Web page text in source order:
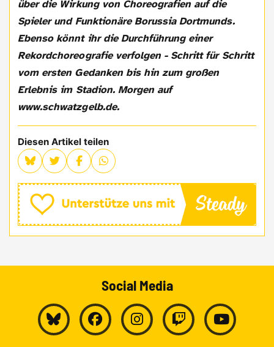
über die Wirkung von Choreografien auf die
Spieler und Funktionäre Borussia Dortmunds.
Ebenso könnt ihr die Durchführung einer
Rekordchoreografie verfolgen - Schritt für Schritt
vom ersten Gedanken bis hin zum großen
Erlebnis im Stadion. Morgen auf
www.schwatzgelb.de.
Diesen Artikel teilen
Social Media